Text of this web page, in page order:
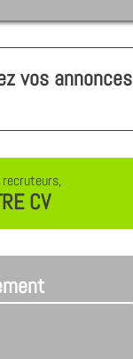
vos annonces
recruteurs,
CV